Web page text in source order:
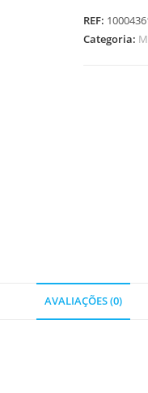
REF:
Categoria:
AVALIAÇÕES (0)